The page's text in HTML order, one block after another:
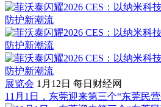
展览会 1月12日 每日财经网
11月1日，东莞迎来第三个“东莞民